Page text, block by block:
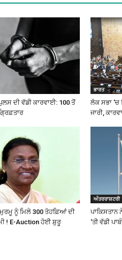
ਦੀ ਵੱਡੀ ਕਾਰਵਾਈ: 100 ਤੋਂ
ਭਾਰਤ
ਲੋਕ ਸਭਾ ‘ਚ
ਜਾਰੀ,
ਨੂੰ ਮਿਲੇ 300 ਤੋਹਫ਼ਿਆਂ ਦੀ
! E-Auction ਹੋਈ ਸ਼ੁਰੂ
ਅੰਤਰਰਾਸ਼ਟਰੀ
ਪਾਕਿਸਤਾਨ
‘ਤੀ ਵੱਡੀ